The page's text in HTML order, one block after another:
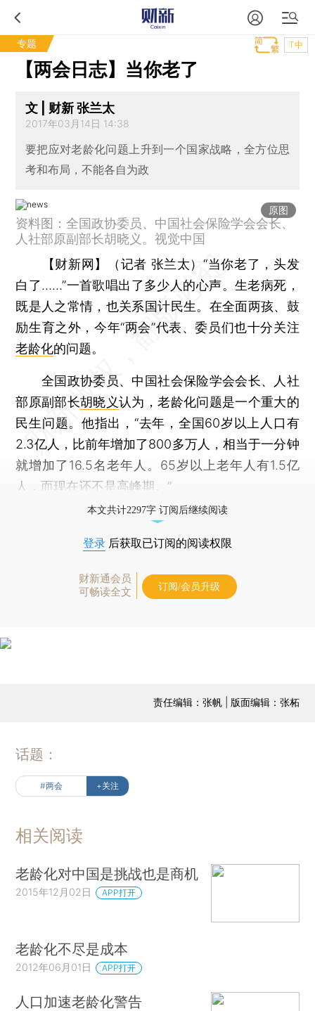
专题 T中
【两会日志】当你老了
文 | 财新 张兰太
2017年03月14日 14:38
要把应对老龄化问题上升到一个国家战略，全方位思
考和布局，不能各自为政
原图
资料图：全国政协委员、中国社会保险学会会长、
人社部原副部长胡晓义。视觉中国
【财新网】（记者 张兰太）“当你老了，头发
白了……”一首歌唱出了多少人的心声。生老病死，
既是人之常情，也关系国计民生。在全面两孩、鼓
励生育之外，今年“两会”代表、委员们也十分关注
老龄化的问题。
全国政协委员、中国社会保险学会会长、人社
部原副部长胡晓义认为，老龄化问题是一个重大的
民生问题。他指出，“去年，全国60岁以上人口有
2.3亿人，比前年增加了800多万人，相当于一分钟
就增加了16.5名老年人。65岁以上老年人有1.5亿
人，而现在还不是高峰期。”
本文共计2297字 订阅后继续阅读
登录 后获取已订阅的阅读权限
财新通会员
可畅读全文
订阅/会员升级
责任编辑：张帆 | 版面编辑：张柘
话题：
#两会 +关注
相关阅读
老龄化对中国是挑战也是商机
2015年12月02日 APP打开
老龄化不尽是成本
2012年06月01日 APP打开
人口加速老龄化警告